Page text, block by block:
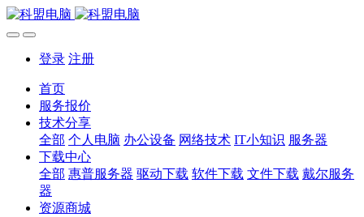
登录 注册
首页
服务报价
技术分享
全部 个人电脑 办公设备 网络技术 IT小知识 服务器
下载中心
全部 惠普服务器 驱动下载 软件下载 文件下载 戴尔服务
器
资源商城